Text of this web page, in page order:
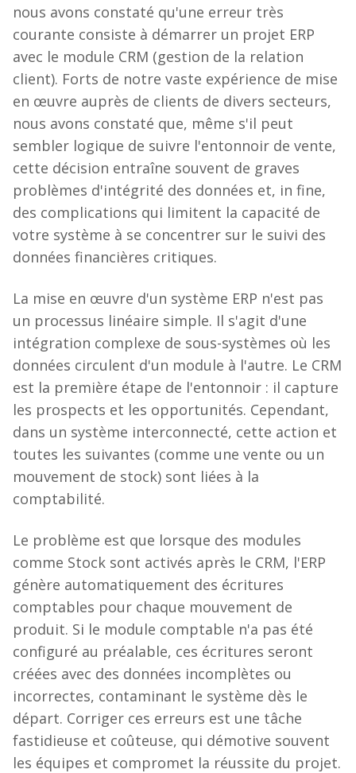
nous avons constaté qu'une erreur très
courante consiste à démarrer un projet ERP
avec le module CRM (gestion de la relation
client). Forts de notre vaste expérience de mise
en œuvre auprès de clients de divers secteurs,
nous avons constaté que, même s'il peut
sembler logique de suivre l'entonnoir de vente,
cette décision entraîne souvent de graves
problèmes d'intégrité des données et, in fine,
des complications qui limitent la capacité de
votre système à se concentrer sur le suivi des
données financières critiques.
La mise en œuvre d'un système ERP n'est pas
un processus linéaire simple. Il s'agit d'une
intégration complexe de sous-systèmes où les
données circulent d'un module à l'autre. Le CRM
est la première étape de l'entonnoir : il capture
les prospects et les opportunités. Cependant,
dans un système interconnecté, cette action et
toutes les suivantes (comme une vente ou un
mouvement de stock) sont liées à la
comptabilité.
Le problème est que lorsque des modules
comme Stock sont activés après le CRM, l'ERP
génère automatiquement des écritures
comptables pour chaque mouvement de
produit. Si le module comptable n'a pas été
configuré au préalable, ces écritures seront
créées avec des données incomplètes ou
incorrectes, contaminant le système dès le
départ. Corriger ces erreurs est une tâche
fastidieuse et coûteuse, qui démotive souvent
les équipes et compromet la réussite du projet.